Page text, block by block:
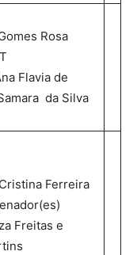
Rosa
Flavia de
da Silva
Ferreira
Freitas e